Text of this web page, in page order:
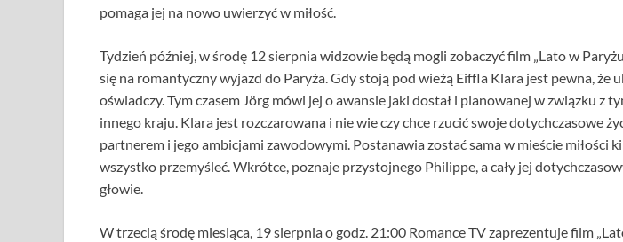
pomaga jej na nowo uwierzyć w miłość.
Tydzień później, w środę 12 sierpnia widzowie będą mogli zobaczyć film „Lato w
się na romantyczny wyjazd do Paryża. Gdy stoją pod wieżą Eiffla Klara jest pewna, że
oświadczy. Tym czasem Jörg mówi jej o awansie jaki dostał i planowanej w związku z
innego kraju. Klara jest rozczarowana i nie wie czy chce rzucić swoje dotychczasowe
partnerem i jego ambicjami zawodowymi. Postanawia zostać sama w mieście miłości
wszystko przemyśleć. Wkrótce, poznaje przystojnego Philippe, a cały jej
głowie.
W trzecią środę miesiąca, 19 sierpnia o godz. 21:00 Romance TV zaprezentuje film